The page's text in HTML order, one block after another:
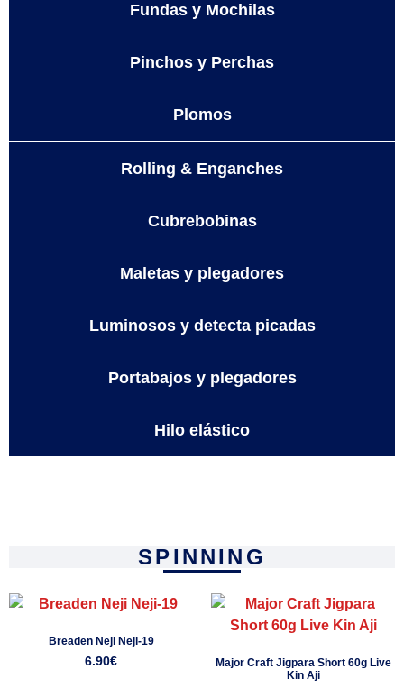
Fundas y Mochilas
Pinchos y Perchas
Plomos
Rolling & Enganches
Cubrebobinas
Maletas y plegadores
Luminosos y detecta picadas
Portabajos y plegadores
Hilo elástico
SPINNING
Breaden Neji Neji-19
6.90€
Major Craft Jigpara Short 60g Live
Kin Aji